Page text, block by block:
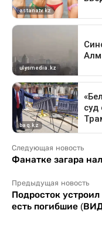
Следующая новость
Фанатке загара
Предыдущая новость
Подросток
есть погибшие